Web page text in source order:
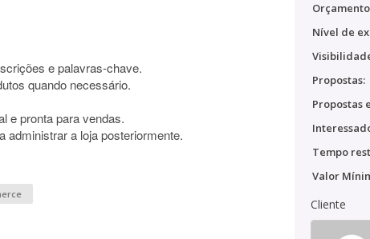
e palavras-chave.
quando necessário.
e pronta para vendas.
administrar a loja posteriormente.
Nível de
Propostas:
Propostas
Tempo
Valor
Cliente